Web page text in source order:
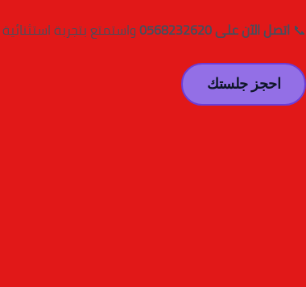
📞 اتصل الآن على 0568232620 واستمتع بتجربة
احجز جلستك